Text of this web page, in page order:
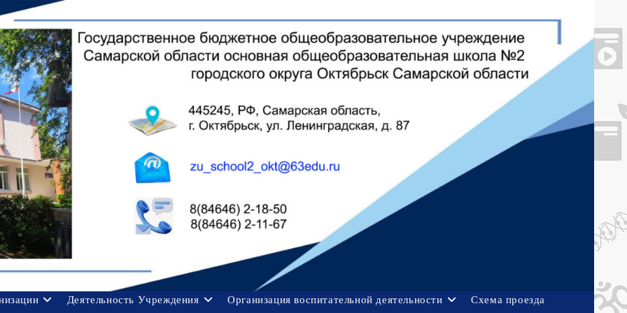
Деятельность Учреждения Организация воспитательной деятельности
Схема проезда